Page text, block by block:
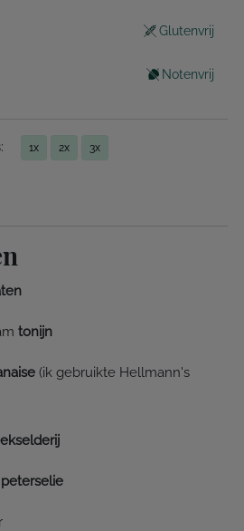
Glutenvrij
Notenvrij
1x 2x 3x
tonijn
(ik gebruikte Hellmann's